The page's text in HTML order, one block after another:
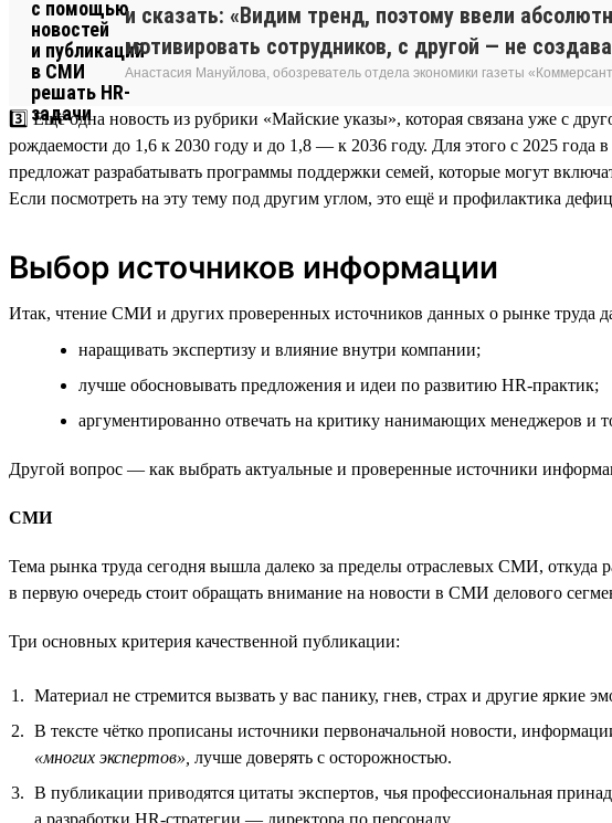
и сказать: «Видим тренд, поэтому ввели
мотивировать сотрудников, с другой — не
Анастасия Мануйлова, обозреватель отдела экономики газеты
3️⃣ Ещё одна новость из рубрики «Майские указы», которая связана уже с
рождаемости до 1,6 к 2030 году и до 1,8 — к 2036 году. Для этого с 2025
предложат разрабатывать программы поддержки семей, которые могут
Если посмотреть на эту тему под другим углом, это ещё и профилактика
Выбор источников информации
Итак, чтение СМИ и других проверенных источников данных о рынке труда
наращивать экспертизу и влияние внутри компании;
лучше обосновывать предложения и идеи по развитию HR-практик;
аргументированно отвечать на критику нанимающих менеджеров и
Другой вопрос — как выбрать актуальные и проверенные источники
СМИ
Тема рынка труда сегодня вышла далеко за пределы отраслевых СМИ,
в первую очередь стоит обращать внимание на новости в СМИ делового
Три основных критерия качественной публикации:
Материал не стремится вызвать у вас панику, гнев, страх и другие яркие
В тексте чётко прописаны источники первоначальной новости,
«многих экспертов», лучше доверять с осторожностью.
В публикации приводятся цитаты экспертов, чья профессиональная
а разработки HR-стратегии — директора по персоналу.